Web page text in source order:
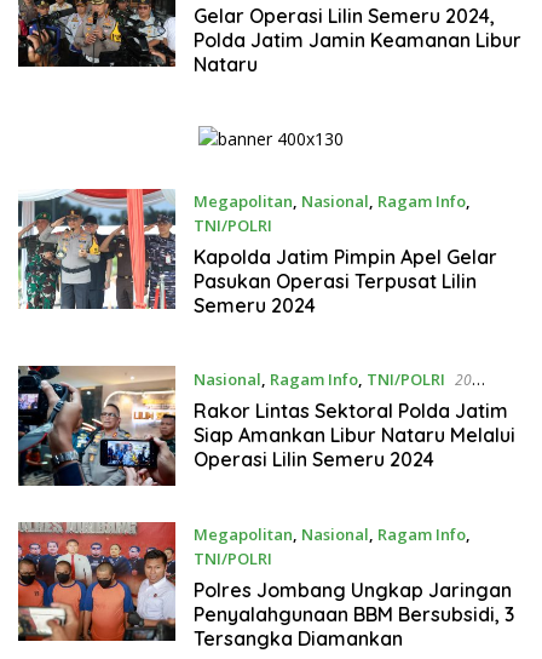
20 Desember 2024
Gelar Operasi Lilin Semeru 2024,
Polda Jatim Jamin Keamanan Libur
Nataru
Megapolitan, Nasional, Ragam Info,
TNI/POLRI
20 Desember 2024
Kapolda Jatim Pimpin Apel Gelar
Pasukan Operasi Terpusat Lilin
Semeru 2024
Nasional, Ragam Info, TNI/POLRI 20
Desember 2024
Rakor Lintas Sektoral Polda Jatim
Siap Amankan Libur Nataru Melalui
Operasi Lilin Semeru 2024
Megapolitan, Nasional, Ragam Info,
TNI/POLRI
20 Desember 2024
Polres Jombang Ungkap Jaringan
Penyalahgunaan BBM Bersubsidi, 3
Tersangka Diamankan